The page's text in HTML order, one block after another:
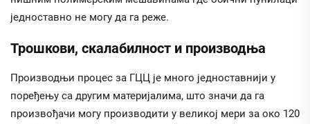
једноставно не могу да га реже.
Трошкови, скалабилност и производња
Производњи процес за ГЦЦ је много једноставнији у
поређењу са другим материјалима, што значи да га
произвођачи могу производити у великој мери за око 120